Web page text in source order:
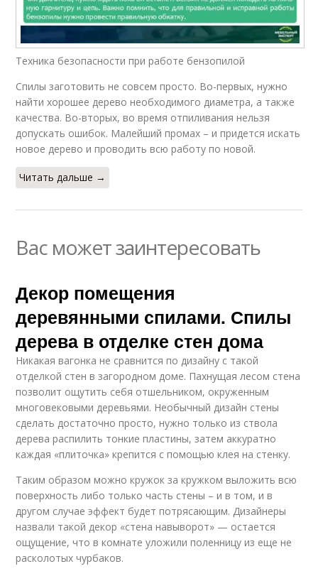
Техника безопасности при работе бензопилой
Спилы заготовить не совсем просто. Во-первых, нужно
найти хорошее дерево необходимого диаметра, а также
качества. Во-вторых, во время отпиливания нельзя
допускать ошибок. Малейший промах – и придется искать
новое дерево и проводить всю работу по новой.
Читать дальше →
Вас может заинтересовать
Декор помещения
деревянными спилами. Спилы
дерева в отделке стен дома
Никакая вагонка не сравнится по дизайну с такой
отделкой стен в загородном доме. Пахнущая лесом стена
позволит ощутить себя отшельником, окруженным
многовековыми деревьями. Необычный дизайн стены
сделать достаточно просто, нужно только из ствола
дерева распилить тонкие пластины, затем аккуратно
каждая «плиточка» крепится с помощью клея на стенку.
Таким образом можно кружок за кружком выложить всю
поверхность либо только часть стены – и в том, и в
другом случае эффект будет потрясающим. Дизайнеры
назвали такой декор «стена навыворот» — остается
ощущение, что в комнате уложили поленницу из еще не
расколотых чурбаков.